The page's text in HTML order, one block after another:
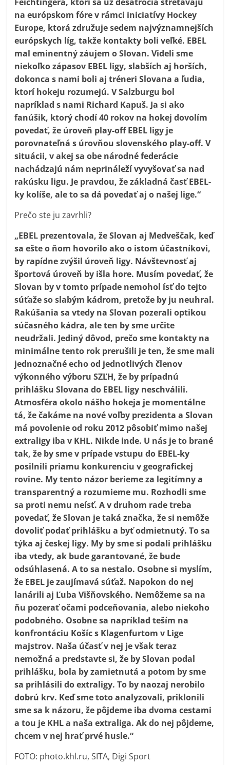
na európskom fóre v rámci iniciatívy Hockey
Europe, ktorá združuje sedem najvýznamnejších
európskych líg, takže kontakty boli veľké. EBEL
mal eminentný záujem o Slovan. Videli sme
niekoľko zápasov EBEL ligy, slabších aj horších,
dokonca s nami boli aj tréneri Slovana a ľudia,
ktorí hokeju rozumejú. V Salzburgu bol
napríklad s nami Richard Kapuš. Ja si ako
fanúšik, ktorý chodí 40 rokov na hokej dovolím
povedať, že úroveň play-off EBEL ligy je
porovnateľná s úrovňou slovenského play-off. V
situácii, v akej sa obe národné federácie
nachádzajú nám neprináleží vyvyšovať sa nad
rakúsku ligu. Je pravdou, že základná časť EBEL-
ky kolíše, ale to sa dá povedať aj o našej lige.“
Prečo ste ju zavrhli?
„EBEL prezentovala, že Slovan aj Medveščak, keď
sa ešte o ňom hovorilo ako o istom účastníkovi,
by rapídne zvýšil úroveň ligy. Návštevnosť aj
športová úroveň by išla hore. Musím povedať, že
Slovan by v tomto prípade nemohol ísť do tejto
súťaže so slabým kádrom, pretože by ju neuhral.
Rakúšania sa vtedy na Slovan pozerali optikou
súčasného kádra, ale ten by sme určite
neudržali. Jediný dôvod, prečo sme kontakty na
minimálne tento rok prerušili je ten, že sme mali
jednoznačné echo od jednotlivých členov
výkonného výboru SZĽH, že by prípadnú
prihlášku Slovana do EBEL ligy neschválili.
Atmosféra okolo nášho hokeja je momentálne
tá, že čakáme na nové voľby prezidenta a Slovan
má povolenie od roku 2012 pôsobiť mimo našej
extraligy iba v KHL. Nikde inde. U nás je to brané
tak, že by sme v prípade vstupu do EBEL-ky
posilnili priamu konkurenciu v geografickej
rovine. My tento názor berieme za legitímny a
transparentný a rozumieme mu. Rozhodli sme
sa proti nemu neísť. A v druhom rade treba
povedať, že Slovan je taká značka, že si nemôže
dovoliť podať prihlášku a byť odmietnutý. To sa
týka aj českej ligy. My by sme si podali prihlášku
iba vtedy, ak bude garantované, že bude
odsúhlasená. A to sa nestalo. Osobne si myslím,
že EBEL je zaujímavá súťaž. Napokon do nej
lanárili aj Ľuba Višňovského. Nemôžeme sa na
ňu pozerať očami podceňovania, alebo niekoho
podobného. Osobne sa napríklad teším na
konfrontáciu Košíc s Klagenfurtom v Lige
majstrov. Naša účasť v nej je však teraz
nemožná a predstavte si, že by Slovan podal
prihlášku, bola by zamietnutá a potom by sme
sa prihlásili do extraligy. To by naozaj nerobilo
dobrú krv. Keď sme toto analyzovali, priklonili
sme sa k názoru, že pôjdeme iba dvoma cestami
a tou je KHL a naša extraliga. Ak do nej pôjdeme,
chcem v nej hrať prvé husle.“
FOTO: photo.khl.ru, SITA, Digi Sport